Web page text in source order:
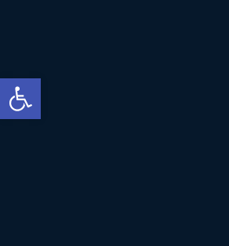
Abrir barra de herramientas